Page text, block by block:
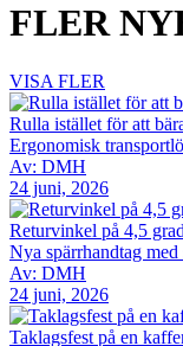
FLER
VISA FLER
Rulla istället för att
Ergonomisk
Av: DMH
24 juni, 2026
Returvinkel på 4,5
Nya spärrhandtag
Av: DMH
24 juni, 2026
Taklagsfest på en